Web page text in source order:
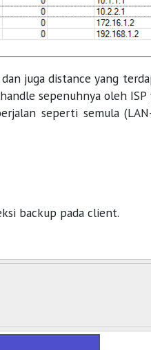
juga distance yang
sepenuhnya oleh ISP
seperti semula
backup pada client.